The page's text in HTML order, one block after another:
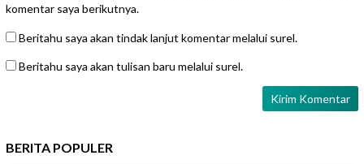
komentar saya berikutnya.
Beritahu saya akan tindak lanjut komentar melalui surel.
Beritahu saya akan tulisan baru melalui surel.
BERITA POPULER